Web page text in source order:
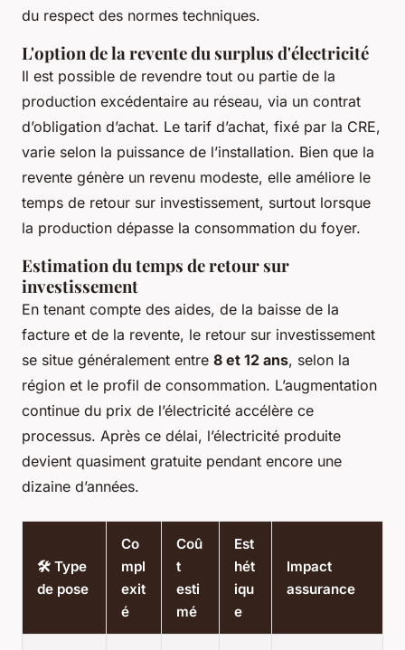
du respect des normes techniques.
L'option de la revente du surplus d'électricité
Il est possible de revendre tout ou partie de la
production excédentaire au réseau, via un contrat
d’obligation d’achat. Le tarif d’achat, fixé par la CRE,
varie selon la puissance de l’installation. Bien que la
revente génère un revenu modeste, elle améliore le
temps de retour sur investissement, surtout lorsque
la production dépasse la consommation du foyer.
Estimation du temps de retour sur
investissement
En tenant compte des aides, de la baisse de la
facture et de la revente, le retour sur investissement
se situe généralement entre 8 et 12 ans, selon la
région et le profil de consommation. L’augmentation
continue du prix de l’électricité accélère ce
processus. Après ce délai, l’électricité produite
devient quasiment gratuite pendant encore une
dizaine d’années.
🛠️ Type
de pose
Co
mpl
exit
é
Coû
t
esti
mé
Est
hét
iqu
e
Impact
assurance